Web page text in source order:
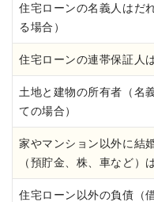
住宅ローンの名義人はだ
る場合）
住宅ローンの連帯保証人
土地と建物の所有者（名
ての場合）
家やマンション以外に結
（預貯金、株、車など）
住宅ローン以外の負債（